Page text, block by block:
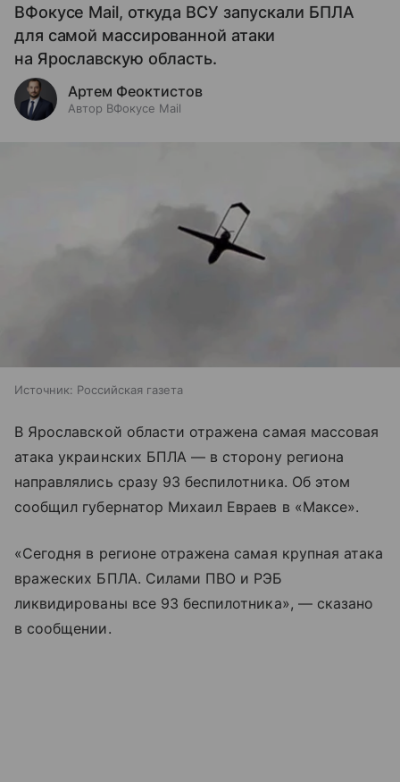
ВФокусе Mail, откуда ВСУ запускали БПЛА
для самой массированной атаки
на Ярославскую область.
Артем Феоктистов
Автор ВФокусе Mail
Источник: Российская газета
В Ярославской области отражена самая массовая
атака украинских БПЛА — в сторону региона
направлялись сразу 93 беспилотника. Об этом
сообщил губернатор Михаил Евраев в «Максе».
«Сегодня в регионе отражена самая крупная атака
вражеских БПЛА. Силами ПВО и РЭБ
ликвидированы все 93 беспилотника», — сказано
в сообщении.